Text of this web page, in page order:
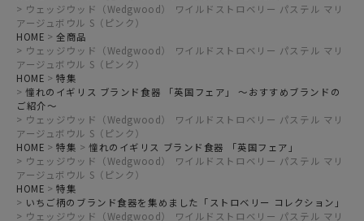
ウェッジウッド（Wedgwood） ワイルドストロベリー パステル マリ
アージュボウル S（ピンク）
HOME
全商品
ウェッジウッド（Wedgwood） ワイルドストロベリー パステル マリ
アージュボウル S（ピンク）
HOME
特集
憧れのイギリス ブランド食器 「英国フェア」 ～おすすめブランドの
ご紹介～
ウェッジウッド（Wedgwood） ワイルドストロベリー パステル マリ
アージュボウル S（ピンク）
HOME
特集
憧れのイギリス ブランド食器 「英国フェア」
ウェッジウッド（Wedgwood） ワイルドストロベリー パステル マリ
アージュボウル S（ピンク）
HOME
特集
いちご柄のブランド食器を集めました「ストロベリー コレクション」
ウェッジウッド（Wedgwood） ワイルドストロベリー パステル マリ